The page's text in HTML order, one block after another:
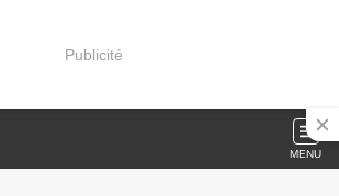
Publicité
MENU